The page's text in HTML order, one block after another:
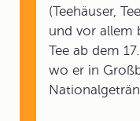
(Teehäuser,
und vor allem
Tee ab dem
wo er in